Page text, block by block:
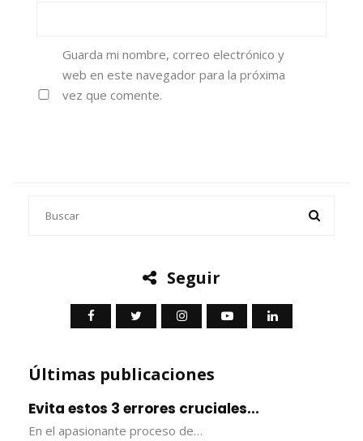
Guarda mi nombre, correo electrónico y
web en este navegador para la próxima
vez que comente.
Seguir
Últimas publicaciones
Evita estos 3 errores cruciales...
En el apasionante proceso de…